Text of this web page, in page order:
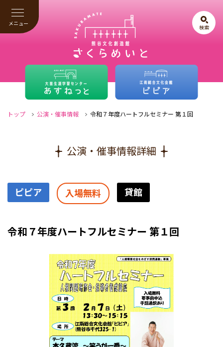
メニュー
検索
トップ 公演・催事情報 令和７年度ハートフルセミナー 第１回
公演・催事情報詳細
ピピア 入場無料 貸館
令和７年度ハートフルセミナー 第１回